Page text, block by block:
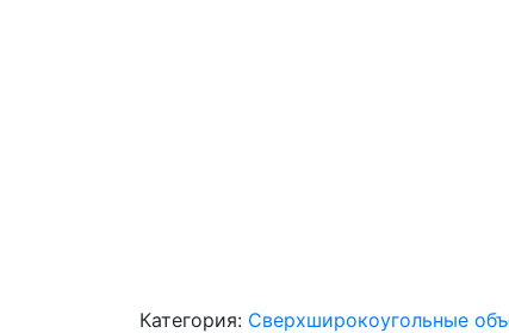
Категория: Сверхширокоугольные